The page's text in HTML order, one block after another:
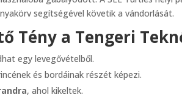
segítségével követik a vándorlását.
Tény a Tengeri
egy levegővételből.
és bordáinak részét képezi.
, ahol kikeltek.